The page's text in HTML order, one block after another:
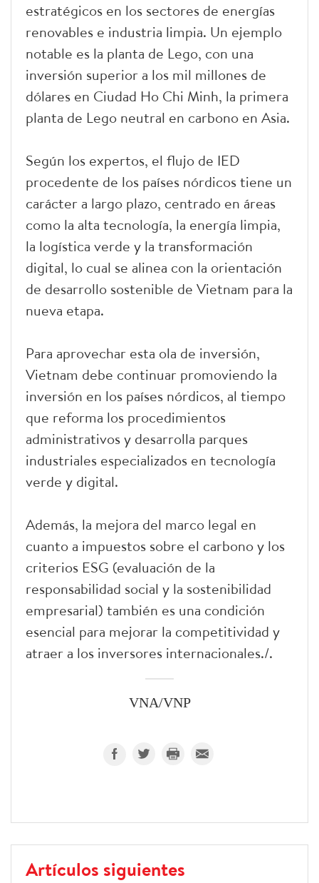
estratégicos en los sectores de energías
renovables e industria limpia. Un ejemplo
notable es la planta de Lego, con una
inversión superior a los mil millones de
dólares en Ciudad Ho Chi Minh, la primera
planta de Lego neutral en carbono en Asia.
Según los expertos, el flujo de IED
procedente de los países nórdicos tiene un
carácter a largo plazo, centrado en áreas
como la alta tecnología, la energía limpia,
la logística verde y la transformación
digital, lo cual se alinea con la orientación
de desarrollo sostenible de Vietnam para la
nueva etapa.
Para aprovechar esta ola de inversión,
Vietnam debe continuar promoviendo la
inversión en los países nórdicos, al tiempo
que reforma los procedimientos
administrativos y desarrolla parques
industriales especializados en tecnología
verde y digital.
Además, la mejora del marco legal en
cuanto a impuestos sobre el carbono y los
criterios ESG (evaluación de la
responsabilidad social y la sostenibilidad
empresarial) también es una condición
esencial para mejorar la competitividad y
atraer a los inversores internacionales./.
VNA/VNP
Artículos siguientes